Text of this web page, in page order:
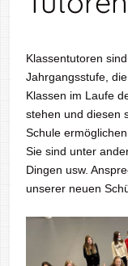
Klassentutoren
Jahrgangsstufe,
Klassen im Laufe
stehen und diesen
Schule ermöglichen.
Sie sind unter
Dingen usw.
unserer neuen